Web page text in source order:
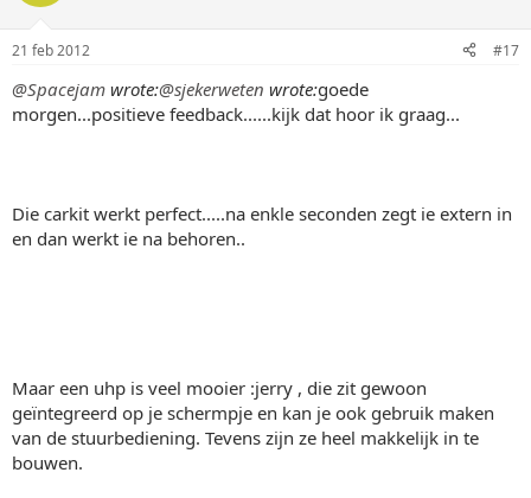
21 feb 2012 #17
@Spacejam wrote:@sjekerweten wrote:goede
morgen...positieve feedback......kijk dat hoor ik graag...
Die carkit werkt perfect.....na enkle seconden zegt ie extern in
en dan werkt ie na behoren..
Maar een uhp is veel mooier :jerry , die zit gewoon
geïntegreerd op je schermpje en kan je ook gebruik maken
van de stuurbediening. Tevens zijn ze heel makkelijk in te
bouwen.